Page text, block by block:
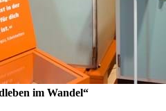
im Wandel“